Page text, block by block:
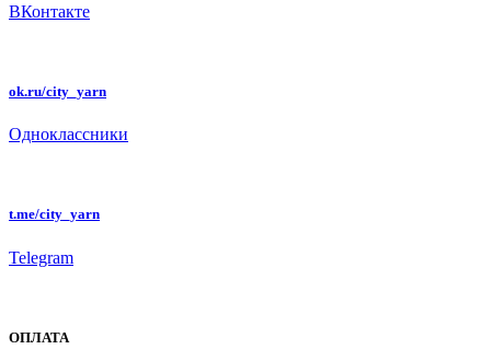
ВКонтакте
ok.ru/city_yarn
Одноклассники
t.me/city_yarn
Telegram
ОПЛАТА